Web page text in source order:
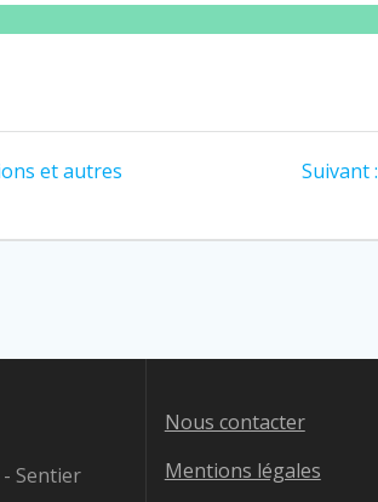
et autres
Suivant :
Sentier
Nous contacter
Mentions légales